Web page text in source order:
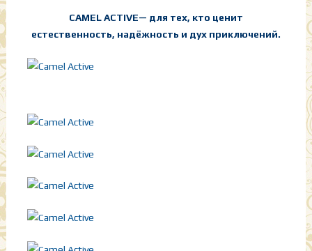
CAMEL ACTIVE— для тех, кто ценит
естественность, надёжность и дух приключений.